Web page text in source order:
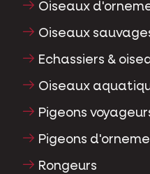
Oiseaux
Oiseaux
Echassiers &
Oiseaux
Pigeons
Pigeons
Rongeurs